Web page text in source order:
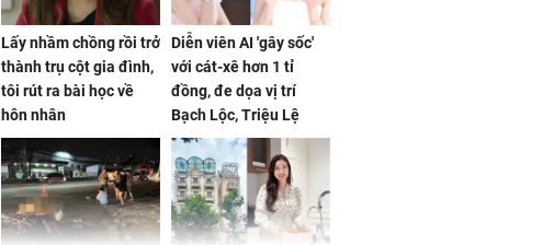
Lấy nhầm chồng rồi trở
thành trụ cột gia đình,
tôi rút ra bài học về
hôn nhân
Diễn viên AI 'gây sốc'
với cát-xê hơn 1 tỉ
đồng, đe dọa vị trí
Bạch Lộc, Triệu Lệ
Dĩnh